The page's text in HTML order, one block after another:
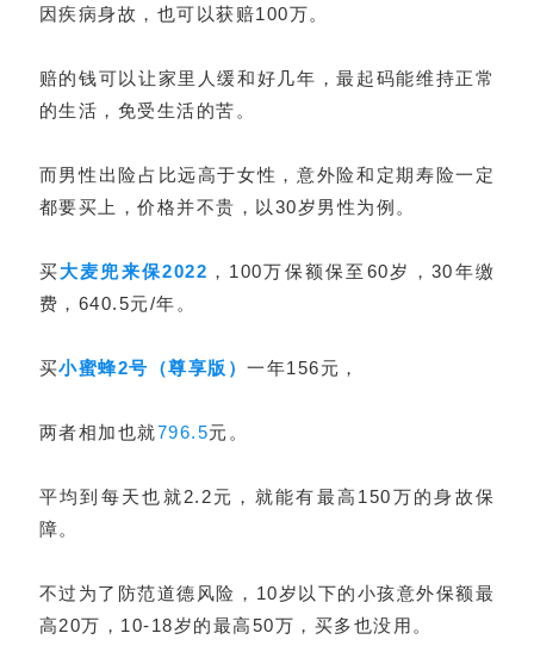
因疾病身故，也可以获赔100万。
赔的钱可以让家里人缓和好几年，最起码能维持正常
的生活，免受生活的苦。
而男性出险占比远高于女性，意外险和定期寿险一定
都要买上，价格并不贵，以30岁男性为例。
买大麦兜来保2022 ，100万保额保至60岁，30年缴
费，640.5元/年。
买小蜜蜂2号（尊享版）一年156元，
两者相加也就796.5元。
平均到每天也就2.2元，就能有最高150万的身故保
障。
不过为了防范道德风险，10岁以下的小孩意外保额最
高20万，10-18岁的最高50万，买多也没用。